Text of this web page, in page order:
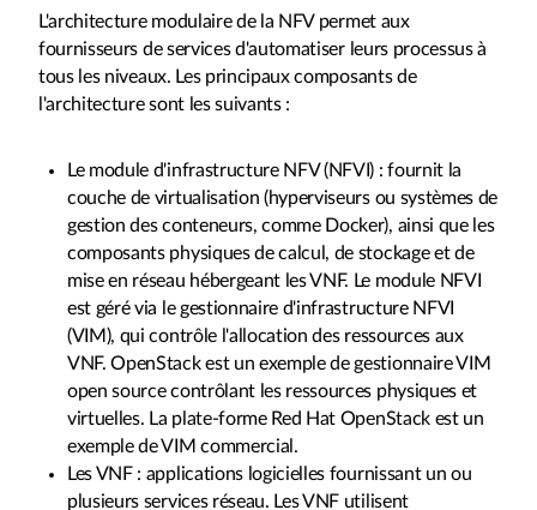
L'architecture modulaire de la NFV permet aux
fournisseurs de services d'automatiser leurs processus à
tous les niveaux. Les principaux composants de
l'architecture sont les suivants :
Le module d'infrastructure NFV (NFVI) : fournit la
couche de virtualisation (hyperviseurs ou systèmes de
gestion des conteneurs, comme Docker), ainsi que les
composants physiques de calcul, de stockage et de
mise en réseau hébergeant les VNF. Le module NFVI
est géré via le gestionnaire d'infrastructure NFVI
(VIM), qui contrôle l'allocation des ressources aux
VNF. OpenStack est un exemple de gestionnaire VIM
open source contrôlant les ressources physiques et
virtuelles. La plate-forme Red Hat OpenStack est un
exemple de VIM commercial.
Les VNF : applications logicielles fournissant un ou
plusieurs services réseau. Les VNF utilisent